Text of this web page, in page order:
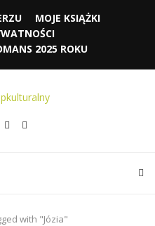
MOJE KSIĄŻKI
2025 ROKU
with "Józia"